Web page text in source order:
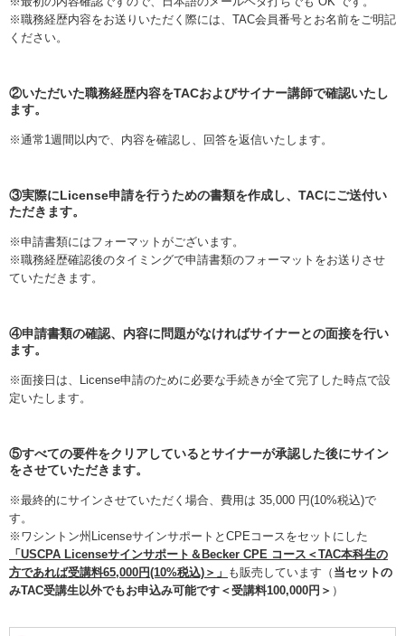
※職務経歴内容をお送りいただく際には、TAC会員番号とお名前をご明記
ください。
②いただいた職務経歴内容をTACおよびサイナー講師で確認いたし
ます。
※通常1週間以内で、内容を確認し、回答を返信いたします。
③実際にLicense申請を行うための書類を作成し、TACにご送付い
ただきます。
※申請書類にはフォーマットがございます。
※職務経歴確認後のタイミングで申請書類のフォーマットをお送りさせ
ていただきます。
④申請書類の確認、内容に問題がなければサイナーとの面接を行い
ます。
※面接日は、License申請のために必要な手続きが全て完了した時点で設
定いたします。
⑤すべての要件をクリアしているとサイナーが承認した後にサイン
をさせていただきます。
※最終的にサインさせていただく場合、費用は 35,000 円(10%税込)で
す。
※ワシントン州LicenseサインサポートとCPEコースをセットにした
「USCPA Licenseサインサポート＆Becker CPE コース＜TAC本科生の
方であれば受講料65,000円(10%税込)＞」 も販売しています（ 当セットの
みTAC受講生以外でもお申込み可能です＜受講料100,000円＞ ）